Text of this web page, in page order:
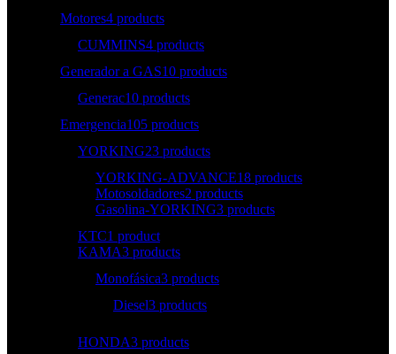
Motores4 products
CUMMINS4 products
Generador a GAS10 products
Generac10 products
Emergencia105 products
YORKING23 products
YORKING-ADVANCE18 products
Motosoldadores2 products
Gasolina-YORKING3 products
KTC1 product
KAMA3 products
Monofásica3 products
Diesel3 products
HONDA3 products